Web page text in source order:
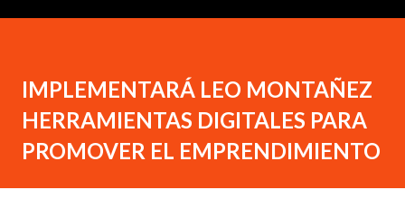
IMPLEMENTARÁ LEO MONTAÑEZ
HERRAMIENTAS DIGITALES PARA
PROMOVER EL EMPRENDIMIENTO